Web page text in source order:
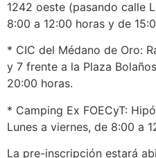
1242 oeste (pasando calle
8:00 a 12:00 horas y de
* CIC del Médano de Oro:
y 7 frente a la Plaza
20:00 horas.
* Camping Ex FOECyT:
Lunes a viernes, de 8:00 a
La pre-inscripción estará